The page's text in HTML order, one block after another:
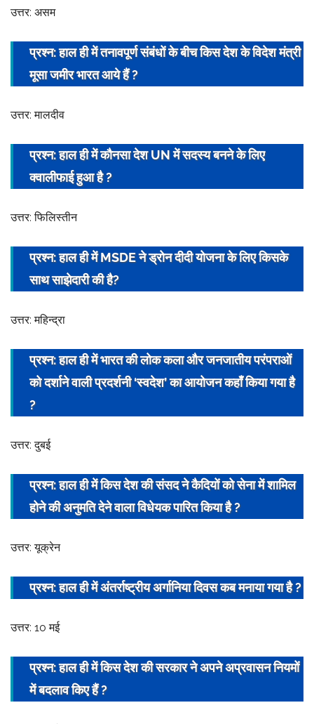
उत्तर: असम
प्रश्न: हाल ही में तनावपूर्ण संबंधों के बीच किस देश के विदेश मंत्री
मूसा जमीर भारत आये हैं ?
उत्तर: मालदीव
प्रश्न: हाल ही में कौनसा देश UN में सदस्य बनने के लिए
क्वालीफाई हुआ है ?
उत्तर: फिलिस्तीन
प्रश्न: हाल ही में MSDE ने ड्रोन दीदी योजना के लिए किसके
साथ साझेदारी की है?
उत्तर: महिन्द्रा
प्रश्न: हाल ही में भारत की लोक कला और जनजातीय परंपराओं
को दर्शाने वाली प्रदर्शनी ‘स्वदेश’ काआयोजनकहाँ किया गया है
?
उत्तर: दुबई
प्रश्न: हाल ही में किस देश की संसद ने कैदियों को सेना में शामिल
होने की अनुमति देने वालाविधेयकपारित किया है ?
उत्तर: यूक्रेन
प्रश्न: हाल ही में अंतर्राष्ट्रीय अर्गानिया दिवस कब मनाया गया है ?
उत्तर: 10 मई
प्रश्न: हाल ही में किस देश की सरकार ने अपने अप्रवासन नियमों
में बदलाव किए हैं ?